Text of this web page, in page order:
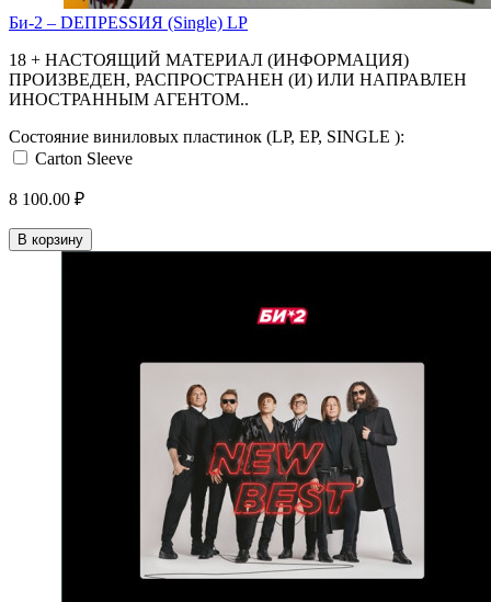
Би-2 ‎– DЕПРЕSSИЯ (Single) LP
18 + НАСТОЯЩИЙ МАТЕРИАЛ (ИНФОРМАЦИЯ)
ПРОИЗВЕДЕН, РАСПРОСТРАНЕН (И) ИЛИ НАПРАВЛЕН
ИНОСТРАННЫМ АГЕНТОМ..
Состояние виниловых пластинок (LP, EP, SINGLE ):
Carton Sleeve
8 100.00 ₽
В корзину